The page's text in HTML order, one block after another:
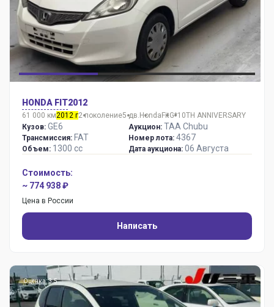
HONDA FIT2012
61 000 км2012 г2 поколение5 дв. Honda FitG*10TH ANNIVERSARY
Кузов: GE6
Трансмиссия: FAT
Объем: 1300 сс
Аукцион: TAA Chubu
Номер лота: 4367
Дата аукциона: 06 Августа
Стоимость:
~ 774 938 ₽
Цена в России
Написать
Оценка: 3.5